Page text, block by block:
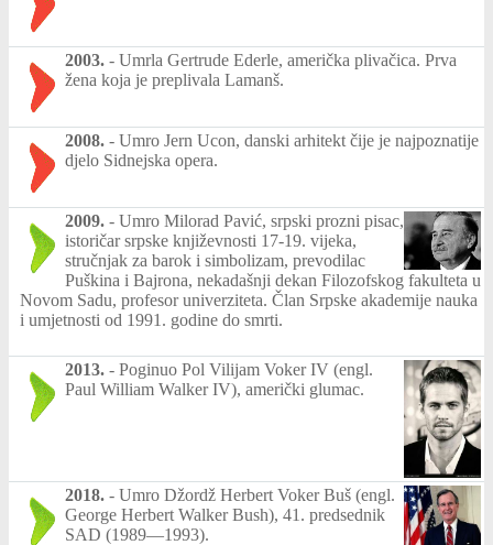
2003. - Umrla Gertrude Ederle, američka plivačica. Prva
žena koja je preplivala Lamanš.
2008. - Umro Jern Ucon, danski arhitekt čije je najpoznatije
djelo Sidnejska opera.
2009. - Umro Milorad Pavić, srpski prozni pisac,
istoričar srpske književnosti 17-19. vijeka,
stručnjak za barok i simbolizam, prevodilac
Puškina i Bajrona, nekadašnji dekan Filozofskog fakulteta u
Novom Sadu, profesor univerziteta. Član Srpske akademije nauka
i umjetnosti od 1991. godine do smrti.
2013. - Poginuo Pol Vilijam Voker IV (engl.
Paul William Walker IV), američki glumac.
2018. - Umro Džordž Herbert Voker Buš (engl.
George Herbert Walker Bush), 41. predsednik
SAD (1989—1993).